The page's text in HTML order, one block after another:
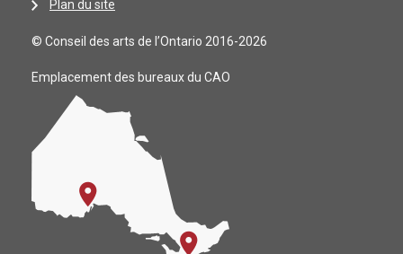
Plan du site
© Conseil des arts de l’Ontario 2016-2026
Emplacement des bureaux du CAO